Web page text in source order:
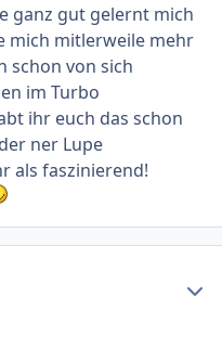
ganz gut gelernt mich
mich mitlerweile mehr
schon von sich
im Turbo
ihr euch das schon
ner Lupe
als faszinierend!